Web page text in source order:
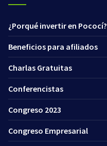
¿Porqué invertir en Pococí?
Beneficios para afiliados
Charlas Gratuitas
Conferencistas
Congreso 2023
Congreso Empresarial